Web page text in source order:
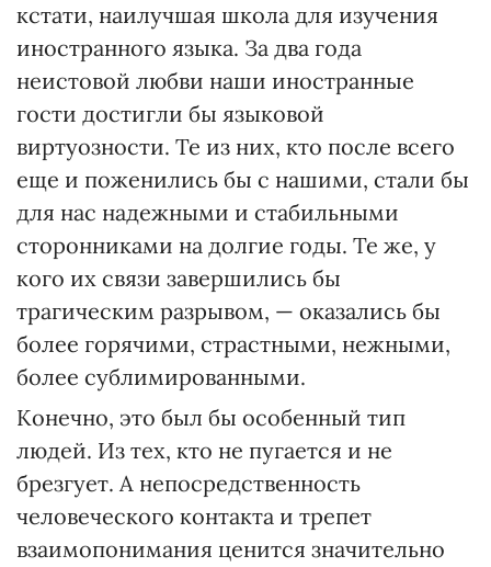
кстати, наилучшая школа для изучения
иностранного языка. За два года
неистовой любви наши иностранные
гости достигли бы языковой
виртуозности. Те из них, кто после всего
еще и поженились бы с нашими, стали бы
для нас надежными и стабильными
сторонниками на долгие годы. Те же, у
кого их связи завершились бы
трагическим разрывом, — оказались бы
более горячими, страстными, нежными,
более сублимированными.
Конечно, это был бы особенный тип
людей. Из тех, кто не пугается и не
брезгует. А непосредственность
человеческого контакта и трепет
взаимопонимания ценится значительно